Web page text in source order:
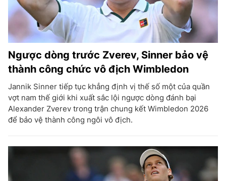
Ngược dòng trước Zverev, Sinner bảo vệ
thành công chức vô địch Wimbledon
Jannik Sinner tiếp tục khẳng định vị thế số một của quần
vợt nam thế giới khi xuất sắc lội ngược dòng đánh bại
Alexander Zverev trong trận chung kết Wimbledon 2026
để bảo vệ thành công ngôi vô địch.